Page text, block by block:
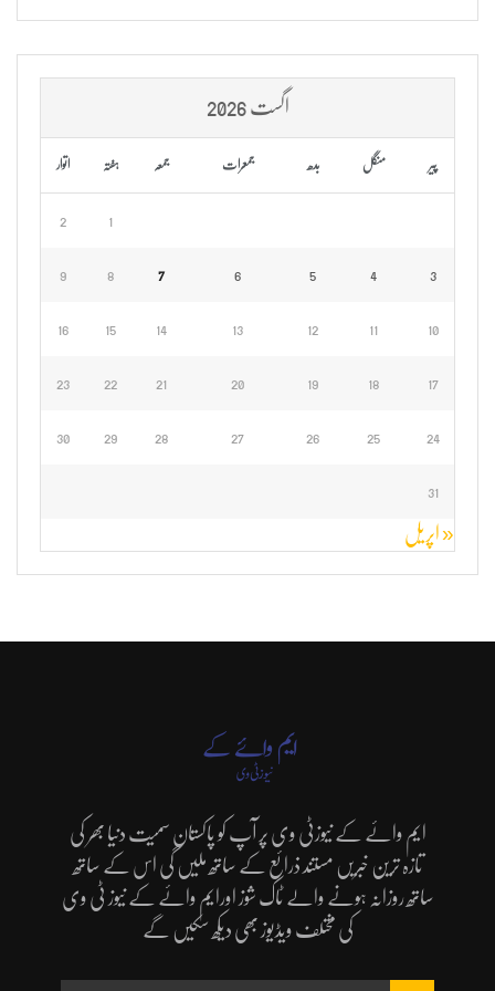
اگست 2026
پیر منگل بدھ جمعرات جمعہ ہفتہ اتوار
1
2
3
4
5
6
7
8
9
10
11
12
13
14
15
16
17
18
19
20
21
22
23
24
25
26
27
28
29
30
31
« اپریل
ایم وائے کے نیوزٹی وی پر آپ کو پاکستان سمیت دنیا بھر کی
تازہ ترین خبریں مستند ذرائع کے ساتھ ملیں گی اس کے ساتھ
ساتھ روزانہ ہونے والے ٹاک شوز اورایم وائے کے نیوز ٹی وی
کی مختلف ویڈیوز بھی دیکھ سکیں گے